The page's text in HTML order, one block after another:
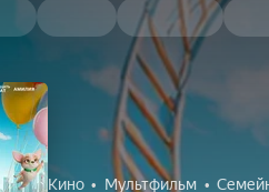
Кино Мультфильм